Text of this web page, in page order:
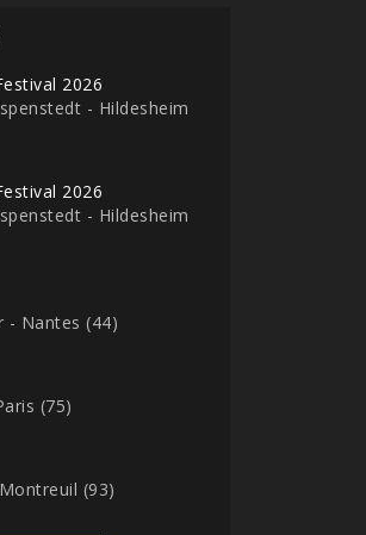
2026
- Hildesheim
2026
- Hildesheim
- Nantes (44)
(75)
(93)